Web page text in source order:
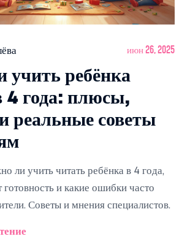
июн 26, 2025
учить ребёнка
4 года: плюсы,
реальные советы
ли учить читать ребёнка в 4 года,
готовность и какие ошибки часто
Советы и мнения специалистов.